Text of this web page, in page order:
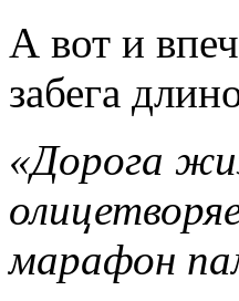
А вот и
забега
«Дорога
марафон